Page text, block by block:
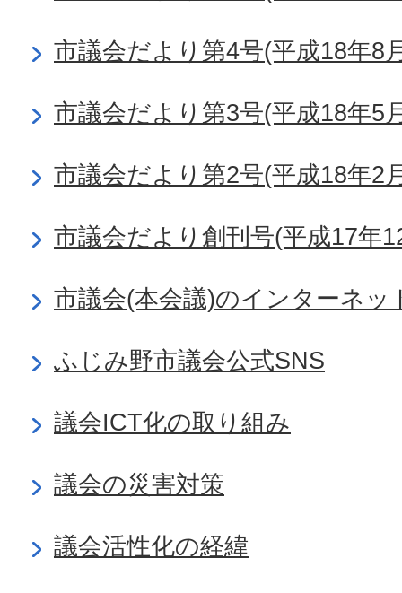
市議会だより第4号(平成18年8
市議会だより第3号(平成18年5
市議会だより第2号(平成18年2
市議会だより創刊号(平成17年
市議会(本会議)のインターネッ
ふじみ野市議会公式SNS
議会ICT化の取り組み
議会の災害対策
議会活性化の経緯